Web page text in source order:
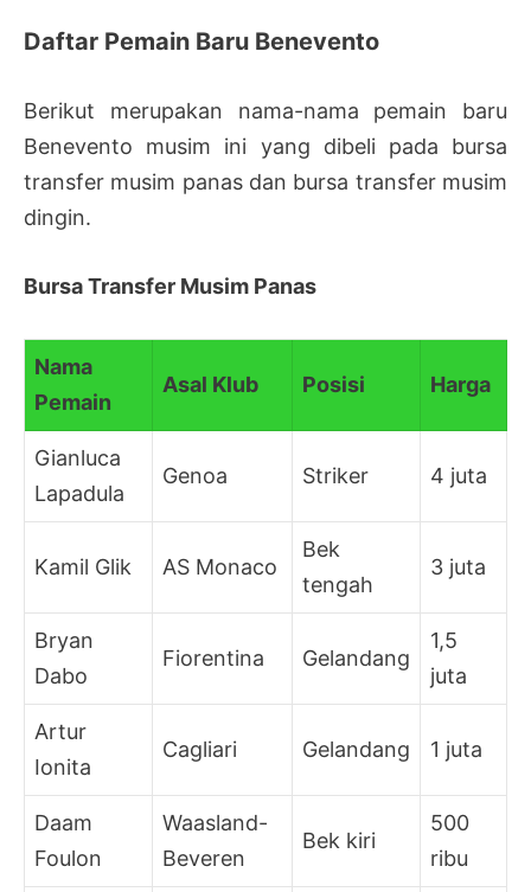
Daftar Pemain Baru Benevento
Berikut merupakan nama-nama pemain baru
Benevento musim ini yang dibeli pada bursa
transfer musim panas dan bursa transfer musim
dingin.
Bursa Transfer Musim Panas
Nama
Pemain
Asal Klub Posisi Harga
Gianluca
Lapadula
Genoa Striker 4 juta
Kamil Glik AS Monaco
Bek
tengah
3 juta
Bryan
Dabo
Fiorentina Gelandang
1,5
juta
Artur
Ionita
Cagliari Gelandang 1 juta
Daam
Foulon
Waasland-
Beveren
Bek kiri
500
ribu